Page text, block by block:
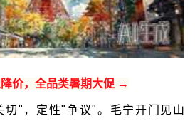
价，全品类暑期大促 →
切"，定性"争议"。毛宁开门见山